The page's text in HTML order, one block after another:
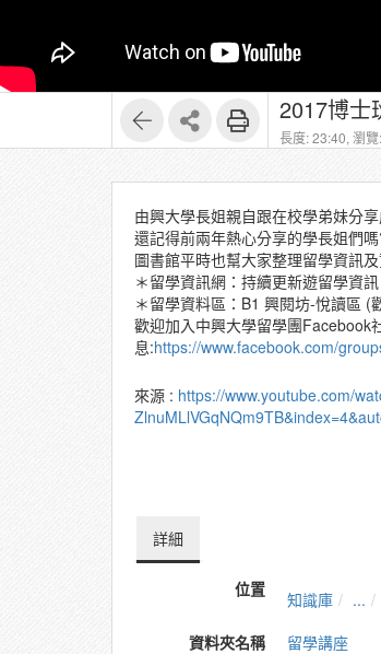
2017博士
長度: 23:40, 瀏
由興大學長姐親自跟在校學弟妹分
還記得前兩年熱心分享的學長姐們
圖書館平時也幫大家整理留學資訊
＊留學資訊網：持續更新遊留學資
＊留學資料區：B1 興閱坊-悅讀區 (
歡迎加入中興大學留學團Facebook
息:https://www.facebook.com/
來源 : https://www.youtube.com/
詳細
位置 知識庫 ...
資料夾名稱
留學講座